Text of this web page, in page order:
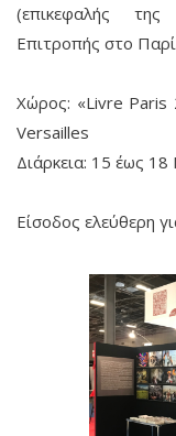
(επικεφαλής
Επιτροπής στο
Χώρος: «Livre
Versailles
Διάρκεια: 15 έως
Είσοδος ελεύθερη